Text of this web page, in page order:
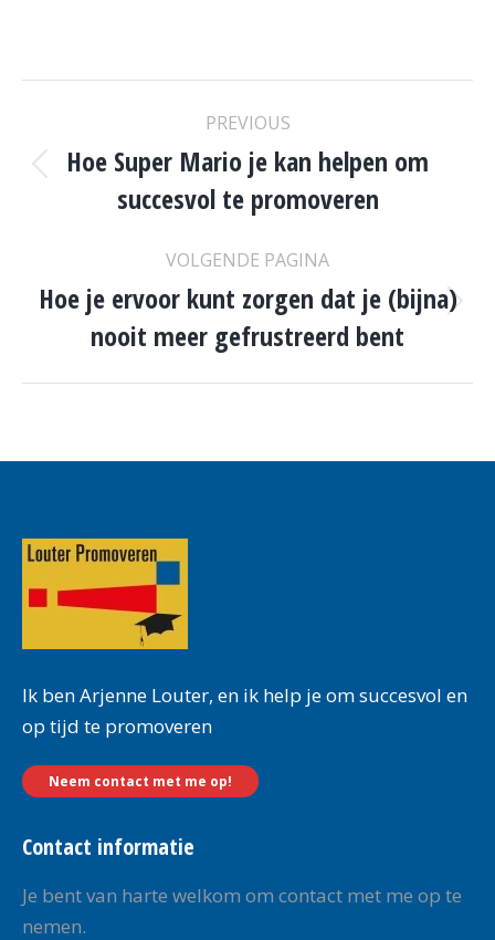
NAVIGATION
PREVIOUS
Previous
post:
Hoe Super Mario je kan helpen om
succesvol te promoveren
VOLGENDE PAGINA
Volgende
pagina
Hoe je ervoor kunt zorgen dat je (bijna)
nooit meer gefrustreerd bent
Ik ben Arjenne Louter, en ik help je om succesvol en
op tijd te promoveren
Neem contact met me op!
Contact informatie
Je bent van harte welkom om contact met me op te
nemen.